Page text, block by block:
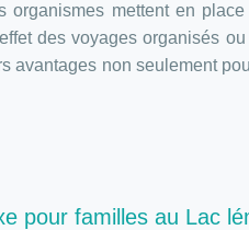
organismes mettent en
des voyages organisés
avantages non seulement
pour familles au Lac